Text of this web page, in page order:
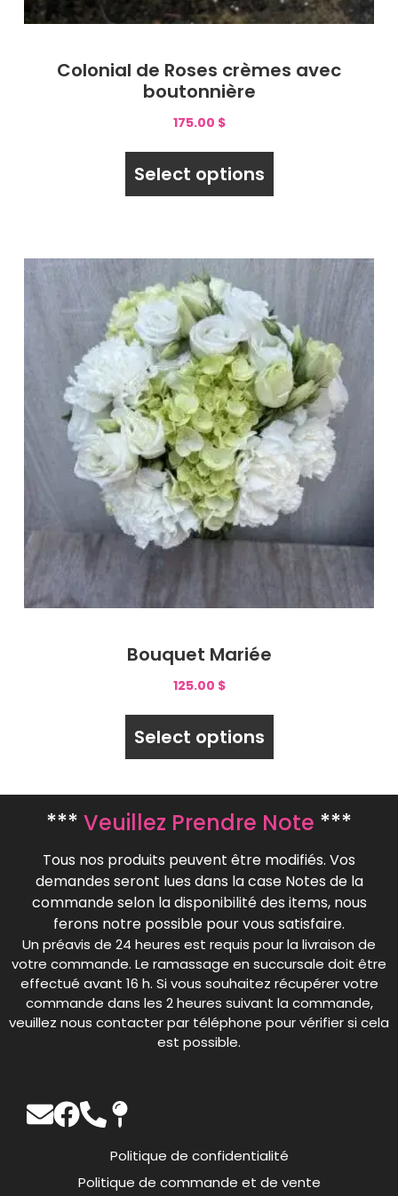
Colonial de Roses crèmes avec
boutonnière
175.00 $
Select options
Bouquet Mariée
125.00 $
Select options
*** Veuillez Prendre Note ***
Tous nos produits peuvent être modifiés. Vos
demandes seront lues dans la case Notes de la
commande selon la disponibilité des items, nous
ferons notre possible pour vous satisfaire.
Un préavis de 24 heures est requis pour la livraison de
votre commande. Le ramassage en succursale doit être
effectué avant 16 h. Si vous souhaitez récupérer votre
commande dans les 2 heures suivant la commande,
veuillez nous contacter par téléphone pour vérifier si cela
est possible.
Politique de confidentialité
Politique de commande et de vente